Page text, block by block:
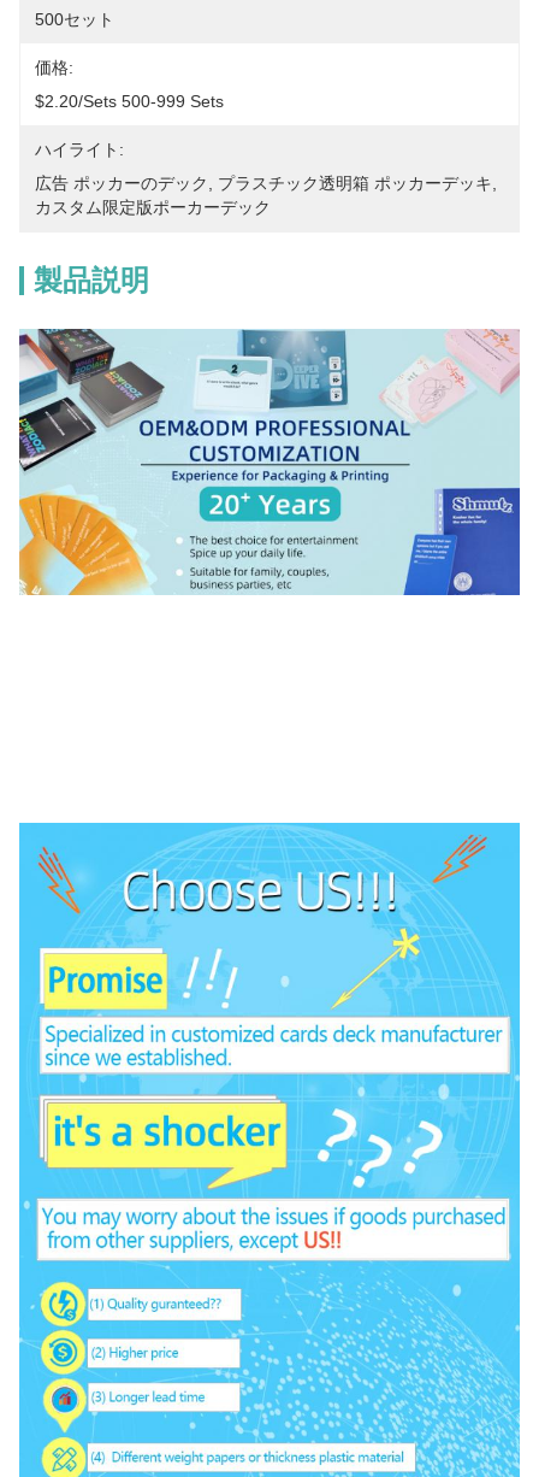
500セット
価格:
$2.20/sets 500-999 Sets
ハイライト:
広告 ポッカーのデック
プラスチック透明箱 ポッカーデッキ
カスタム限定版ポーカーデック
製品説明